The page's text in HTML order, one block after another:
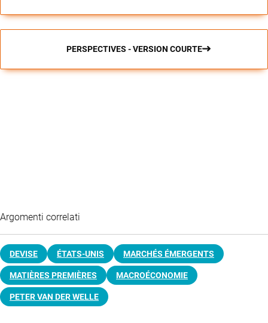
PERSPECTIVES - VERSION COURTE
Argomenti correlati
DEVISE ÉTATS-UNIS MARCHÉS ÉMERGENTS
MATIÈRES PREMIÈRES MACROÉCONOMIE
PETER VAN DER WELLE